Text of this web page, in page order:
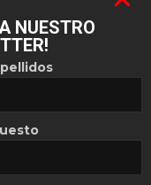
NUESTRO